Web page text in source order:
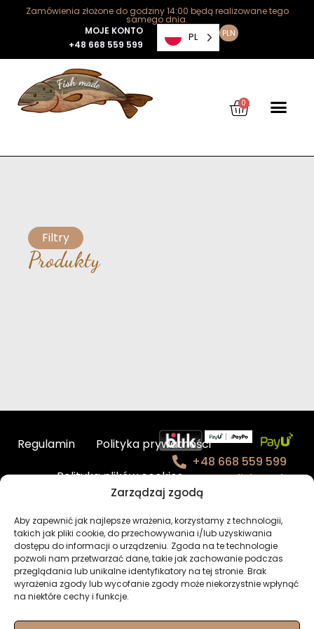
Zarządzaj zgodą
Aby zapewnić jak najlepsze wrażenia, korzystamy z technologii,
takich jak pliki cookie, do przechowywania i/lub uzyskiwania
dostępu do informacji o urządzeniu. Zgoda na te technologie
pozwoli nam przetwarzać dane, takie jak zachowanie podczas
przeglądania lub unikalne identyfikatory na tej stronie. Brak
wyrażenia zgody lub wycofanie zgody może niekorzystnie wpłynąć
na niektóre cechy i funkcje.
Zamówienia złożone do godziny 14:00 będą realizowane tego
samego dnia.
MOJE KONTO
+48 668 559 599
PL PLN
0
Filtry
Produkty
Regulamin
Polityka prywatności
Polityka plików cookies
BHP – charakterystyka produktów
Newsletter
Moje konto
+48 668 559 599
contact@fishmade.e